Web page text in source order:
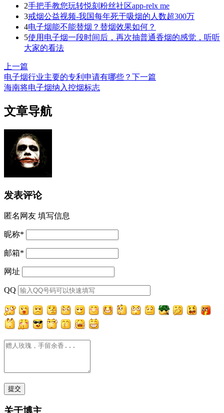
2手把手教您玩转悦刻粉丝社区app-relx me
3戒烟公益视频-我国每年死于吸烟的人数超300万
4电子烟能不能替烟？替烟效果如何？
5使用电子烟一段时间后，再次抽普通香烟的感觉，听听
大家的看法
上一篇
电子烟行业主要的专利申请有哪些？ 下一篇
海南将电子烟纳入控烟标志
文章导航
发表评论
匿名网友 填写信息
昵称*
邮箱*
网址
QQ
关于博主